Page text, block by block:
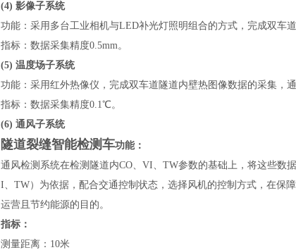
(4) 影像子系统
功能：采用多台工业相机与LED补光灯照明组合的方式，完成双车
指标：数据采集精度0.5mm。
(5) 温度场子系统
功能：采用红外热像仪，完成双车道隧道内壁热图像数据的采集，
指标：数据采集精度0.1℃。
(6) 通风子系统
隧道裂缝智能检测车功能：
通风检测系统在检测隧道内CO、 VI、 TW参数的基础上，将这些数
I、 TW）为依据，配合交通控制状态，选择风机的控制方式，在保
运营且节约能源的目的。
指标：
测量距离：10米